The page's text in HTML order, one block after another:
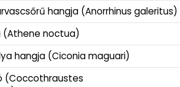
hangja (Anorrhinus galeritus)
(Athene noctua)
hangja (Ciconia maguari)
(Coccothraustes